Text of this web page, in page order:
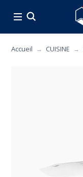
Accueil CUISINE